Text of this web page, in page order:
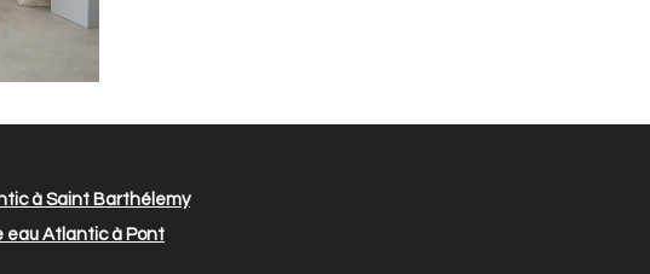
à Saint Barthélemy
Atlantic à Pont